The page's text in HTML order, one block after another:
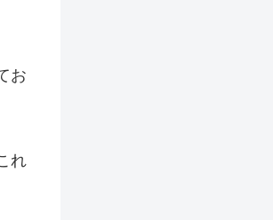
お
れ